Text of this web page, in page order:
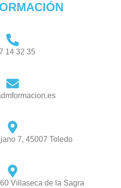
14 32 35
7, 45007 Toledo
Villaseca de la Sagra